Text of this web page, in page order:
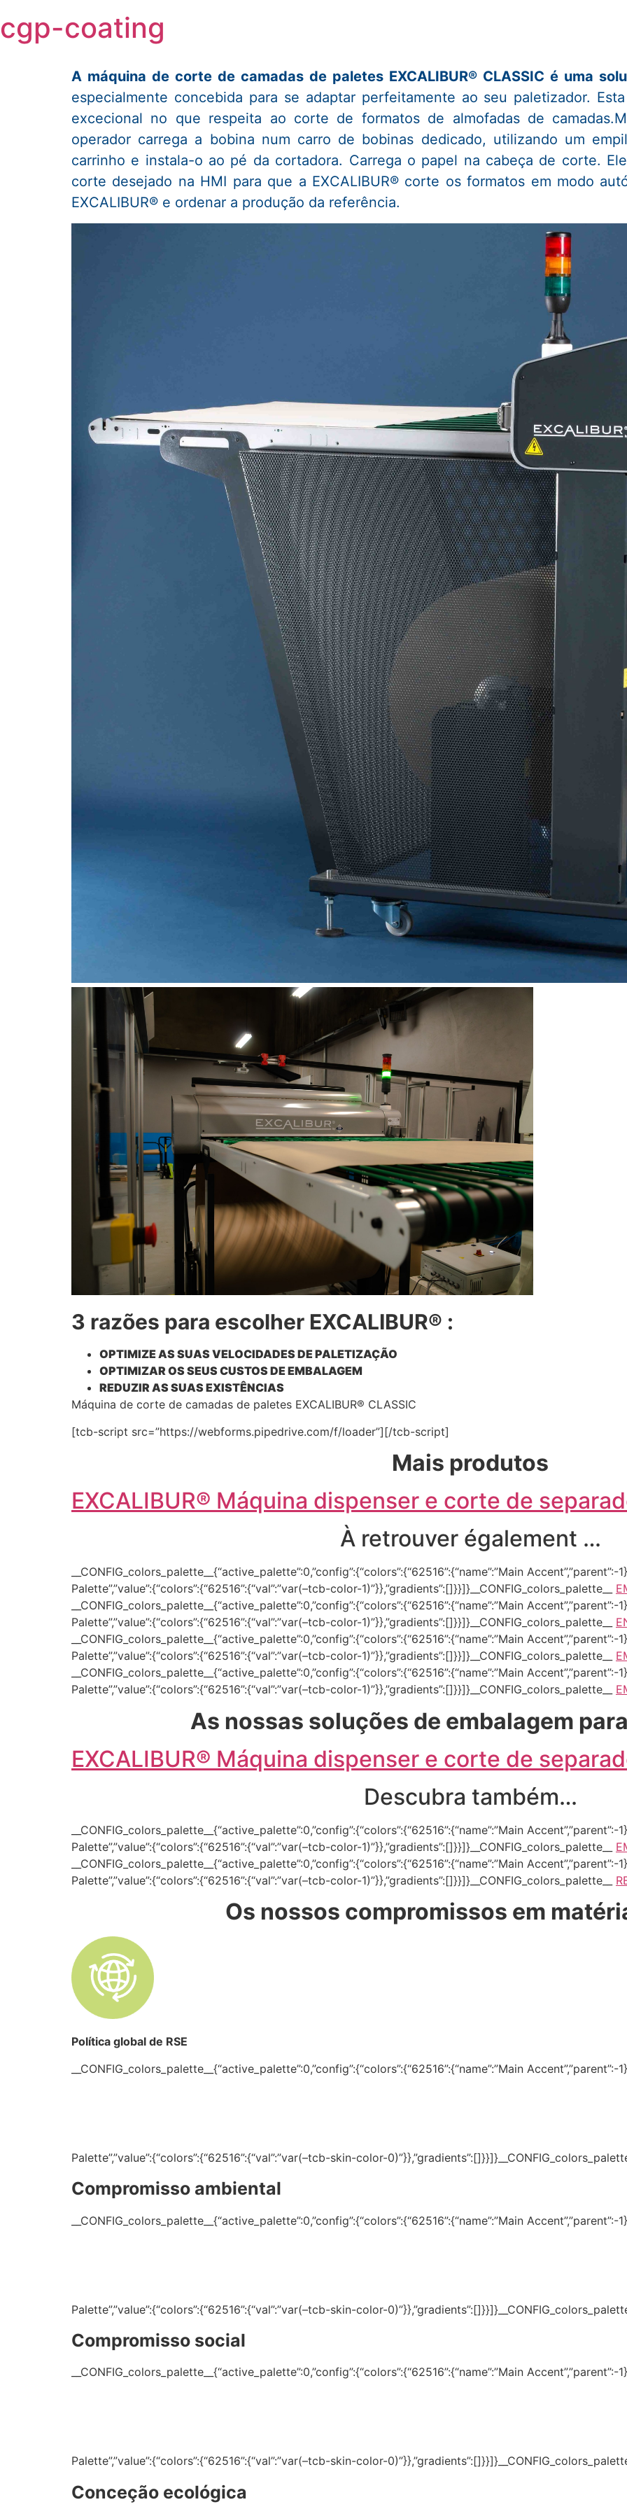
to
content
cgp-coating
A máquina de corte de camadas de paletes EXCALIBUR® CLASSIC é uma
especialmente concebida para se adaptar perfeitamente ao seu paletizador.
excecional no que respeita ao corte de formatos de almofadas de
operador carrega a bobina num carro de bobinas dedicado, utilizando um
carrinho e instala-o ao pé da cortadora. Carrega o papel na cabeça de corte.
corte desejado na HMI para que a EXCALIBUR® corte os formatos em modo
EXCALIBUR® e ordenar a produção da referência.
3 razões para escolher EXCALIBUR® :
OPTIMIZE AS SUAS VELOCIDADES DE PALETIZAÇÃO
OPTIMIZAR OS SEUS CUSTOS DE EMBALAGEM
REDUZIR AS SUAS EXISTÊNCIAS
Máquina de corte de camadas de paletes EXCALIBUR® CLASSIC
[tcb-script src=”https://webforms.pipedrive.com/f/loader”][/tcb-script]
Mais produtos
EXCALIBUR® Máquina dispenser e corte de
À retrouver également …
__CONFIG_colors_palette__{“active_palette”:0,”config”:{“colors”:{“62516”:{“name”:”Main
Palette”,”value”:{“colors”:{“62516”:{“val”:”var(–tcb-color-1)”}},”gradients”:[]}}]}__CONFIG_colors_palette__
__CONFIG_colors_palette__{“active_palette”:0,”config”:{“colors”:{“62516”:{“name”:”Main
Palette”,”value”:{“colors”:{“62516”:{“val”:”var(–tcb-color-1)”}},”gradients”:[]}}]}__CONFIG_colors_palette__
__CONFIG_colors_palette__{“active_palette”:0,”config”:{“colors”:{“62516”:{“name”:”Main
Palette”,”value”:{“colors”:{“62516”:{“val”:”var(–tcb-color-1)”}},”gradients”:[]}}]}__CONFIG_colors_palette__
__CONFIG_colors_palette__{“active_palette”:0,”config”:{“colors”:{“62516”:{“name”:”Main
Palette”,”value”:{“colors”:{“62516”:{“val”:”var(–tcb-color-1)”}},”gradients”:[]}}]}__CONFIG_colors_palette__
As nossas soluções de embalagem
EXCALIBUR® Máquina dispenser e corte de
Descubra também…
__CONFIG_colors_palette__{“active_palette”:0,”config”:{“colors”:{“62516”:{“name”:”Main
Palette”,”value”:{“colors”:{“62516”:{“val”:”var(–tcb-color-1)”}},”gradients”:[]}}]}__CONFIG_colors_palette__
__CONFIG_colors_palette__{“active_palette”:0,”config”:{“colors”:{“62516”:{“name”:”Main
Palette”,”value”:{“colors”:{“62516”:{“val”:”var(–tcb-color-1)”}},”gradients”:[]}}]}__CONFIG_colors_palette__
Os nossos compromissos em
Política global de RSE
__CONFIG_colors_palette__{“active_palette”:0,”config”:{“colors”:{“62516”:{“name”:”Main
Palette”,”value”:{“colors”:{“62516”:{“val”:”var(–tcb-skin-color-
Compromisso ambiental
__CONFIG_colors_palette__{“active_palette”:0,”config”:{“colors”:{“62516”:{“name”:”Main
Palette”,”value”:{“colors”:{“62516”:{“val”:”var(–tcb-skin-color-
Compromisso social
__CONFIG_colors_palette__{“active_palette”:0,”config”:{“colors”:{“62516”:{“name”:”Main
Palette”,”value”:{“colors”:{“62516”:{“val”:”var(–tcb-skin-color-
Conceção ecológica